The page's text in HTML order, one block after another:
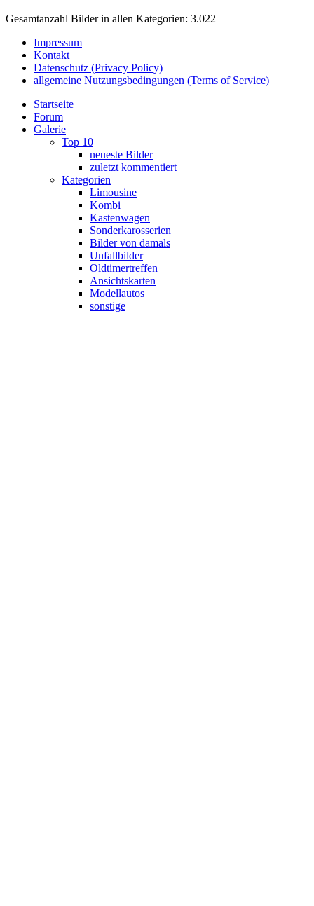
Gesamtanzahl Bilder in allen Kategorien: 3.022
Impressum
Kontakt
Datenschutz (Privacy Policy)
allgemeine Nutzungsbedingungen (Terms of Service)
Startseite
Forum
Galerie
Top 10
neueste Bilder
zuletzt kommentiert
Kategorien
Limousine
Kombi
Kastenwagen
Sonderkarosserien
Bilder von damals
Unfallbilder
Oldtimertreffen
Ansichtskarten
Modellautos
sonstige